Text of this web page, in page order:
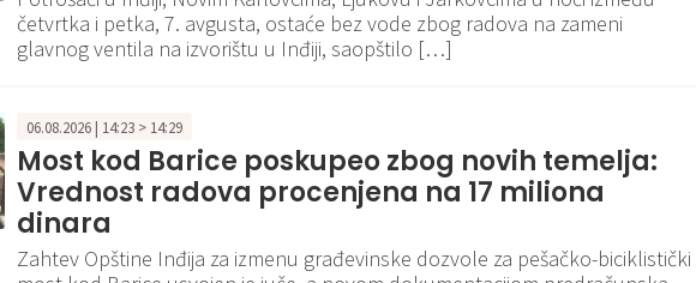
četvrtka i petka, 7. avgusta, ostaće bez vode zbog radova na zameni
glavnog ventila na izvorištu u Inđiji, saopštilo […]
06.08.2026 | 14:23 > 14:29
Most kod Barice poskupeo zbog novih temelja:
Vrednost radova procenjena na 17 miliona
dinara
Zahtev Opštine Inđija za izmenu građevinske dozvole za pešačko-biciklistički